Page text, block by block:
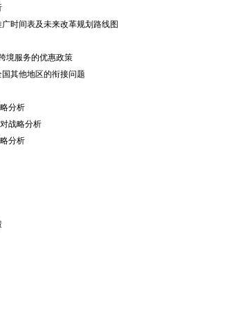
时间表及未来改革规划路线图
境服务的优惠政策
其他地区的衔接问题
分析
战略分析
分析